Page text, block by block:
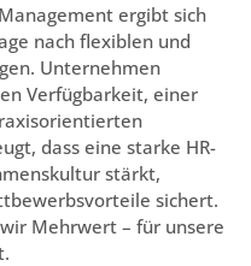
ergibt sich
nach flexiblen und
Unternehmen
Verfügbarkeit, einer
dass eine starke HR-
stärkt,
sichert.
Mehrwert – für unsere